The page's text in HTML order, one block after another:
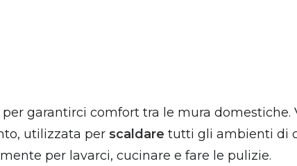
garantirci comfort tra le mura domestiche.
utilizzata per scaldare tutti gli ambienti di
per lavarci, cucinare e fare le pulizie.